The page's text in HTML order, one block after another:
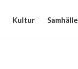
Kultur Samhälle